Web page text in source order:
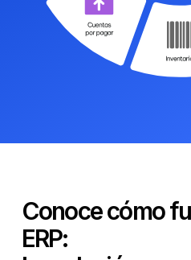
Conoce cómo
ERP: